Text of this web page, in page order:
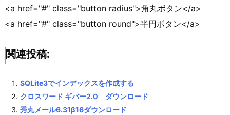
<a href="#" class="button radius">角丸ボタン</a>
<a href="#" class="button round">半円ボタン</a>
関連投稿:
SQLite3でインデックスを作成する
クロスワード ギバー2.0 ダウンロード
秀丸メール6.31β16ダウンロード